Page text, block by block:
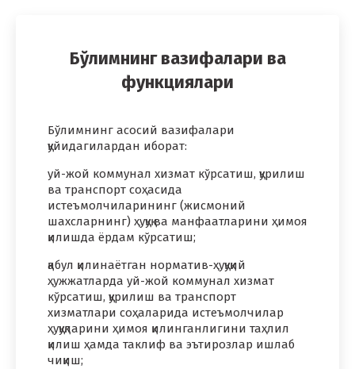
Бўлимнинг вазифалари ва
функциялари
Бўлимнинг асосий вазифалари
қуйидагилардан иборат:
уй-жой коммунал хизмат кўрсатиш, қурилиш
ва транспорт соҳасида
истеъмолчиларининг (жисмоний
шахсларнинг) ҳуқуқ ва манфаатларини ҳимоя
қилишда ёрдам кўрсатиш;
қабул қилинаётган норматив-ҳуқуқий
ҳужжатларда уй-жой коммунал хизмат
кўрсатиш, қурилиш ва транспорт
хизматлари соҳаларида истеъмолчилар
ҳуқуқларини ҳимоя қилинганлигини таҳлил
қилиш ҳамда таклиф ва эътирозлар ишлаб
чиқиш;